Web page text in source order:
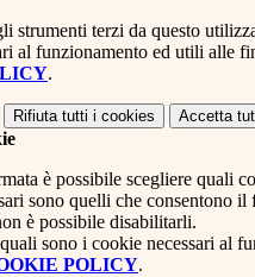
strumenti terzi da questo
al funzionamento ed utili alle
.
Rifiuta tutti i cookies Accetta
è possibile scegliere quali
sono quelli che consentono il
è possibile disabilitarli.
sono i cookie necessari al
POLICY.